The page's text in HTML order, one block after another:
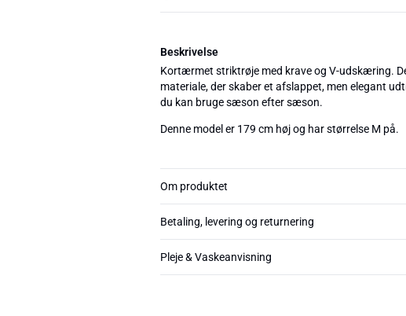
Beskrivelse
Kortærmet striktrøje med krave og V-udskæring.
materiale, der skaber et afslappet, men elegant
du kan bruge sæson efter sæson.
Denne model er 179 cm høj og har størrelse M på.
Om produktet
Betaling, levering og returnering
Pleje & Vaskeanvisning